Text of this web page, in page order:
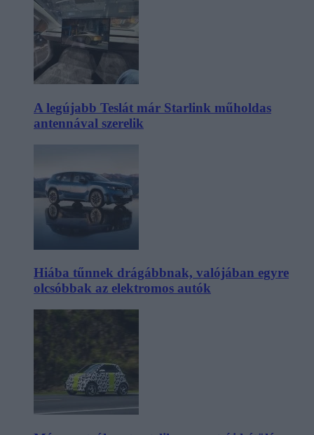
A legújabb Teslát már Starlink műholdas
antennával szerelik
Hiába tűnnek drágábbnak, valójában egyre
olcsóbbak az elektromos autók